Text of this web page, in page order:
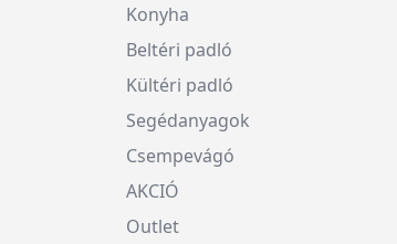
Konyha
Beltéri padló
Kültéri padló
Segédanyagok
Csempevágó
AKCIÓ
Outlet